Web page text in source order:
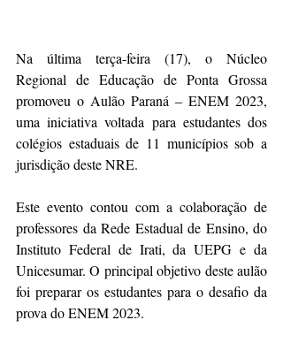
Na última terça-feira (17), o Núcleo
Regional de Educação de Ponta Grossa
promoveu o Aulão Paraná – ENEM 2023,
uma iniciativa voltada para estudantes dos
colégios estaduais de 11 municípios sob a
jurisdição deste NRE.
Este evento contou com a colaboração de
professores da Rede Estadual de Ensino, do
Instituto Federal de Irati, da UEPG e da
Unicesumar. O principal objetivo deste aulão
foi preparar os estudantes para o desafio da
prova do ENEM 2023.